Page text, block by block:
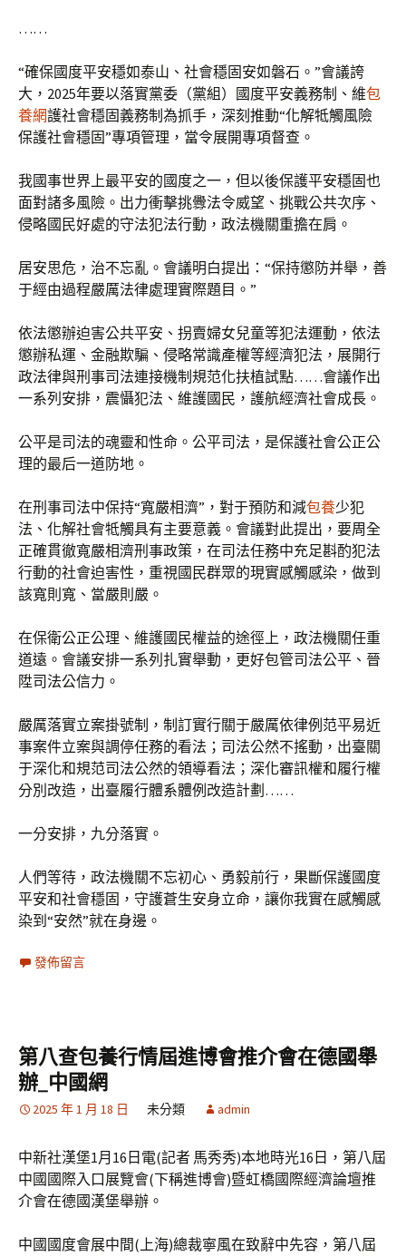
……
“確保國度平安穩如泰山、社會穩固安如磐石。”會議誇
大，2025年要以落實黨委（黨組）國度平安義務制、維包
養網護社會穩固義務制為抓手，深刻推動“化解牴觸風險
保護社會穩固”專項管理，當令展開專項督查。
我國事世界上最平安的國度之一，但以後保護平安穩固也
面對諸多風險。出力衝擊挑釁法令威望、挑戰公共次序、
侵略國民好處的守法犯法行動，政法機關重擔在肩。
居安思危，治不忘亂。會議明白提出：“保持懲防并舉，善
于經由過程嚴厲法律處理實際題目。”
依法懲辦迫害公共平安、拐賣婦女兒童等犯法運動，依法
懲辦私運、金融欺騙、侵略常識產權等經濟犯法，展開行
政法律與刑事司法連接機制規范化扶植試點……會議作出
一系列安排，震懾犯法、維護國民，護航經濟社會成長。
公平是司法的魂靈和性命。公平司法，是保護社會公正公
理的最后一道防地。
在刑事司法中保持“寬嚴相濟”，對于預防和減包養少犯
法、化解社會牴觸具有主要意義。會議對此提出，要周全
正確貫徹寬嚴相濟刑事政策，在司法任務中充足斟酌犯法
行動的社會迫害性，重視國民群眾的現實感觸感染，做到
該寬則寬、當嚴則嚴。
在保衛公正公理、維護國民權益的途徑上，政法機關任重
道遠。會議安排一系列扎實舉動，更好包管司法公平、晉
陞司法公信力。
嚴厲落實立案掛號制，制訂實行關于嚴厲依律例范平易近
事案件立案與調停任務的看法；司法公然不搖動，出臺關
于深化和規范司法公然的領導看法；深化審訊權和履行權
分別改造，出臺履行體系體例改造計劃……
一分安排，九分落實。
人們等待，政法機關不忘初心、勇毅前行，果斷保護國度
平安和社會穩固，守護蒼生安身立命，讓你我實在感觸感
染到“安然”就在身邊。
發佈留言
第八查包養行情屆進博會推介會在德國舉
辦_中國網
2025 年 1 月 18 日 未分類 admin
中新社漢堡1月16日電(記者 馬秀秀)本地時光16日，第八屆
中國國際入口展覽會(下稱進博會)暨虹橋國際經濟論壇推
介會在德國漢堡舉辦。
中國國度會展中間(上海)總裁寧風在致辭中先容，第八屆